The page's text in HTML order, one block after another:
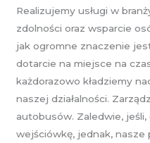
Realizujemy usługi w
zdolności oraz wsparcie
jak ogromne znaczenie
dotarcie na miejsce na
każdorazowo kładziemy
naszej działalności.
autobusów. Zaledwie,
wejściówkę, jednak,